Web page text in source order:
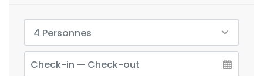
4 Personnes